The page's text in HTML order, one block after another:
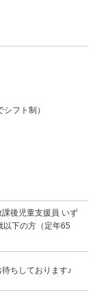
フト制）
後児童支援員 いず
下の方（定年65
ちしております♪